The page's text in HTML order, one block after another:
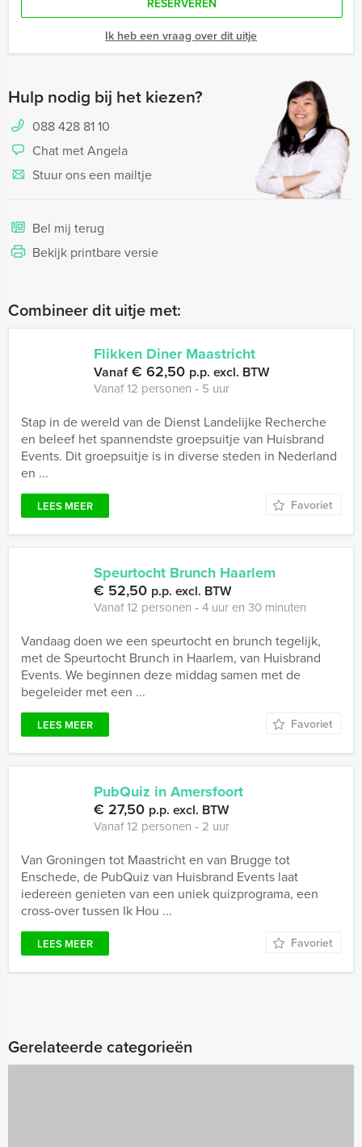
RESERVEREN
Ik heb een vraag over dit uitje
Hulp nodig bij het kiezen?
088 428 81 10
Chat met Angela
Stuur ons een mailtje
Bel mij terug
Bekijk printbare versie
Combineer dit uitje met:
Flikken Diner Maastricht
Vanaf€ 62,50 p.p. excl. BTW
Vanaf 12 personen ‐ 5 uur
Stap in de wereld van de Dienst Landelijke Recherche
en beleef het spannendste groepsuitje van Huisbrand
Events. Dit groepsuitje is in diverse steden in Nederland
en ...
LEES MEER Favoriet
Speurtocht Brunch Haarlem
€ 52,50 p.p. excl. BTW
Vanaf 12 personen ‐ 4 uur en 30 minuten
Vandaag doen we een speurtocht en brunch tegelijk,
met de Speurtocht Brunch in Haarlem, van Huisbrand
Events. We beginnen deze middag samen met de
begeleider met een ...
LEES MEER Favoriet
PubQuiz in Amersfoort
€ 27,50 p.p. excl. BTW
Vanaf 12 personen ‐ 2 uur
Van Groningen tot Maastricht en van Brugge tot
Enschede, de PubQuiz van Huisbrand Events laat
iedereen genieten van een uniek quizprograma, een
cross-over tussen Ik Hou ...
LEES MEER Favoriet
Gerelateerde categorieën